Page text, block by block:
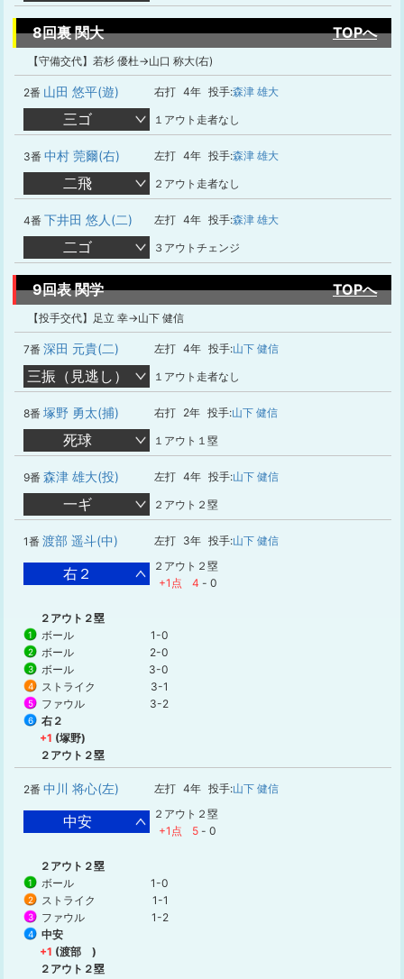
8回裏 関大 TOPへ
【守備交代】若杉 優杜→山口 称大(右)
2番 山田 悠平(遊) 右打 4年 投手:森津 雄大
三ゴ １アウト走者なし
3番 中村 莞爾(右) 左打 4年 投手:森津 雄大
二飛 ２アウト走者なし
4番 下井田 悠人(二) 左打 4年 投手:森津 雄大
二ゴ ３アウトチェンジ
9回表 関学 TOPへ
【投手交代】足立 幸→山下 健信
7番 深田 元貴(二) 左打 4年 投手:山下 健信
三振（見逃し） １アウト走者なし
8番 塚野 勇太(捕) 右打 2年 投手:山下 健信
死球 １アウト１塁
9番 森津 雄大(投) 左打 4年 投手:山下 健信
一ギ ２アウト２塁
1番 渡部 遥斗(中) 左打 3年 投手:山下 健信
右２
２アウト２塁
+1点
4 - 0
２アウト２塁
1 ボール 1-0
2 ボール 2-0
3 ボール 3-0
4 ストライク 3-1
5 ファウル 3-2
6
右２
+1 (塚野)
２アウト２塁
2番 中川 将心(左) 左打 4年 投手:山下 健信
中安
２アウト２塁
+1点
5 - 0
２アウト２塁
1 ボール 1-0
2 ストライク 1-1
3 ファウル 1-2
4
中安
+1 (渡部 )
２アウト２塁